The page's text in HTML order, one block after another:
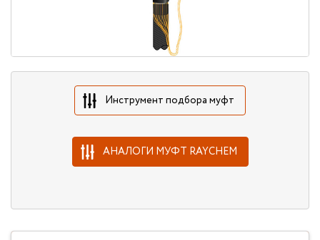
Инструмент подбора муфт
АНАЛОГИ МУФТ RAYCHEM